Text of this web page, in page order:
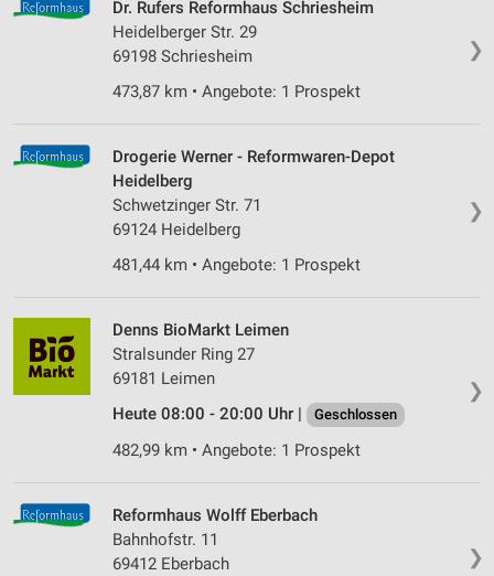
❯
Dr. Rufers Reformhaus Schriesheim
Heidelberger Str. 29
69198 Schriesheim
473,87 km • Angebote: 1 Prospekt
❯
Drogerie Werner - Reformwaren-Depot
Heidelberg
Schwetzinger Str. 71
69124 Heidelberg
481,44 km • Angebote: 1 Prospekt
❯
Denns BioMarkt Leimen
Stralsunder Ring 27
69181 Leimen
Heute 08:00 - 20:00 Uhr |
Geschlossen
482,99 km • Angebote: 1 Prospekt
❯
Reformhaus Wolff Eberbach
Bahnhofstr. 11
69412 Eberbach